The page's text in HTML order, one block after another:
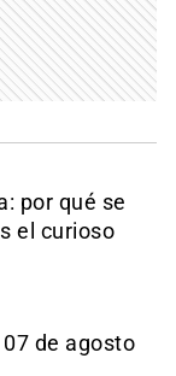
por qué se
el curioso
de agosto